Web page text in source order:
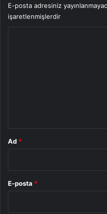
E-posta adresiniz
işaretlenmişlerdir
Ad *
E-posta *